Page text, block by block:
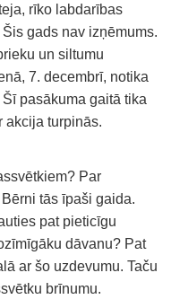
rīko labdarības
gads nav izņēmums.
un siltumu
7. decembrī, notika
pasākuma gaitā tika
akcija turpinās.
Par
tās īpaši gaida.
pat pieticīgu
dāvanu? Pat
ar šo uzdevumu. Taču
brīnumu.